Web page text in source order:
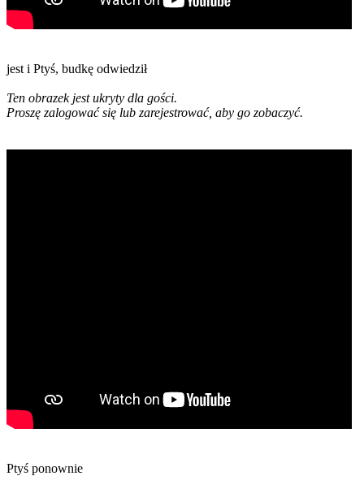
jest i Ptyś, budkę odwiedził
Ten obrazek jest ukryty dla gości.
Proszę zalogować się lub zarejestrować, aby go zobaczyć.
Ptyś ponownie